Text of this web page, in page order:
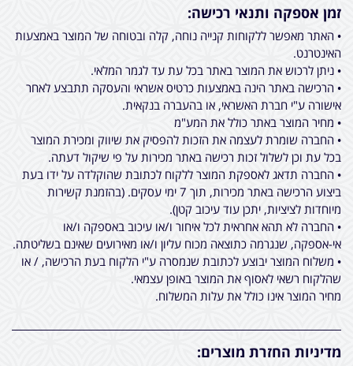
זמן אספקה ותנאי רכישה:
• האתר מאפשר ללקוחות קנייה נוחה, קלה ובטוחה של המוצר באמצעות
האינטרנט.
• ניתן לרכוש את המוצר באתר בכל עת עד לגמר המלאי.
• הרכישה באתר הינה באמצעות כרטיס אשראי והעסקה תתבצע לאחר
אישורה ע"י חברת האשראי, או בהעברה בנקאית.
• מחיר המוצר באתר כולל את המע"מ
• החברה שומרת לעצמה את הזכות להפסיק את שיווק ומכירת המוצר
בכל עת וכן לשלול זכות רכישה באתר מכירות על פי שיקול דעתה.
• החברה תדאג לאספקת המוצר ללקוח לכתובת שהוקלדה על ידו בעת
ביצוע הרכישה באתר מכירות, תוך 7 ימי עסקים. (בהזמנת קשירות
מיוחדות לציציות, יתכן עוד עיכוב קטן).
• החברה לא תהא אחראית לכל איחור ו/או עיכוב באספקה ו/או
אי-אספקה, שנגרמה כתוצאה מכוח עליון ו/או מאירועים שאינם בשליטתה.
• משלוח המוצר יבוצע לכתובת שנמסרה ע"י הלקוח בעת הרכישה, / או
שהלקוח רשאי לאסוף את המוצר באופן עצמאי.
מחיר המוצר אינו כולל את עלות המשלוח.
מדיניות החזרת מוצרים: